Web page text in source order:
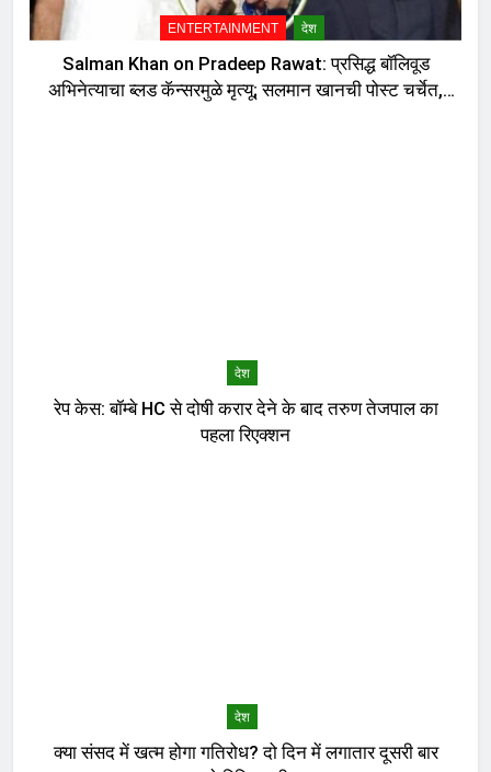
ENTERTAINMENT देश
Salman Khan on Pradeep Rawat: प्रसिद्ध बॉलिवूड
अभिनेत्याचा ब्लड कॅन्सरमुळे मृत्यू; सलमान खानची पोस्ट चर्चेत,
देश
रेप केस: बॉम्बे HC से दोषी करार देने के बाद तरुण तेजपाल का
पहला रिएक्शन
देश
क्या संसद में खत्म होगा गतिरोध? दो दिन में लगातार दूसरी बार